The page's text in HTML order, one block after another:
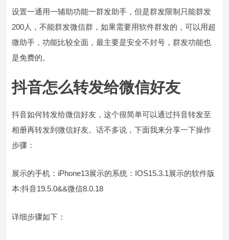
设置一通用一辅助功能一群发助手，但是群发限制只能群发
200人，不能群发微信群，如果需要用软件群发的，可以用超
微助手，功能比较全面，最主要是安全不封号，群发功能也
是免费的。
抖音怎么转发给微信好友
抖音如何转发给微信好友，这个很简单可以通过抖音转发至
相册再转发到微信好友。话不多说，下面我来分享一下操作
步骤：
展示的手机：iPhone13展示的系统：IOS15.3.1展示的软件版
本:抖音19.5.0&&微信8.0.18
详细步骤如下：